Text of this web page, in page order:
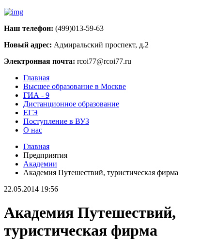
Наш телефон: (499)013-59-63
Новый адрес: Адмиральский проспект, д.2
Электронная почта: rcoi77@rcoi77.ru
Главная
Высшее образование в Москве
ГИА - 9
Дистанционное образование
ЕГЭ
Поступление в ВУЗ
О нас
Главная
Предприятия
Академии
Академия Путешествий, туристическая фирма
22.05.2014 19:56
Академия Путешествий,
туристическая фирма